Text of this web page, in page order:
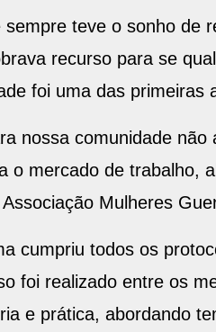
teve o sonho de
recurso para se
foi uma das primeiras
nossa comunidade
o mercado de trabalho,
Mulheres
cumpriu todos os
foi realizado entre os
e prática, abordando